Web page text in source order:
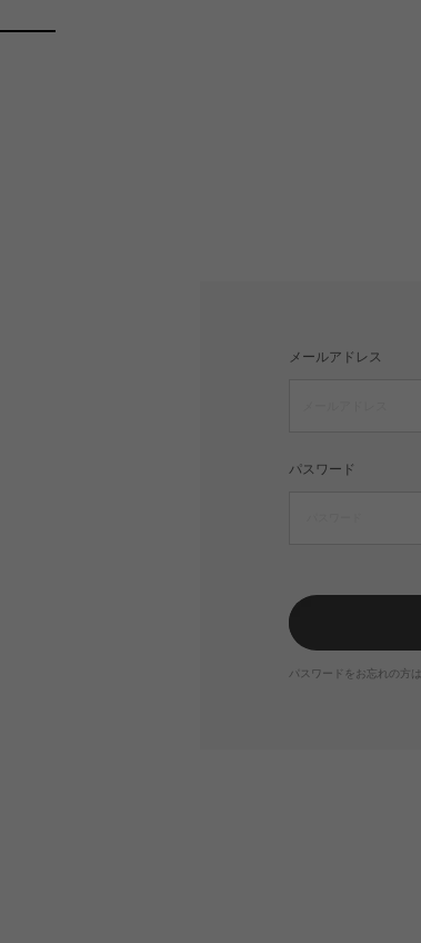
メールアドレス
パスワード
パスワードをお忘れの方は